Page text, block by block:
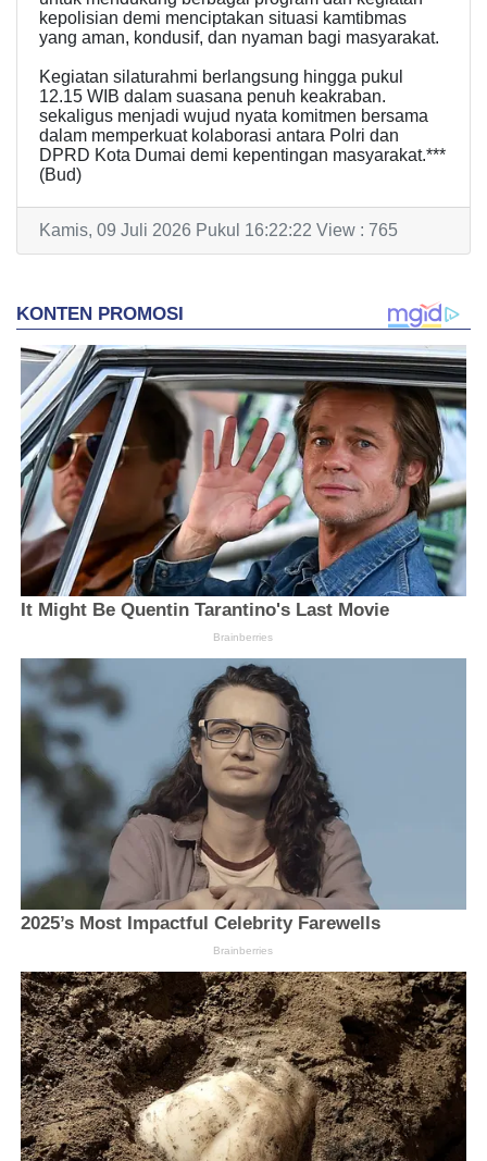
kepolisian demi menciptakan situasi kamtibmas
yang aman, kondusif, dan nyaman bagi masyarakat.
Kegiatan silaturahmi berlangsung hingga pukul
12.15 WIB dalam suasana penuh keakraban.
sekaligus menjadi wujud nyata komitmen bersama
dalam memperkuat kolaborasi antara Polri dan
DPRD Kota Dumai demi kepentingan masyarakat.***
(Bud)
Kamis, 09 Juli 2026 Pukul 16:22:22 View : 765